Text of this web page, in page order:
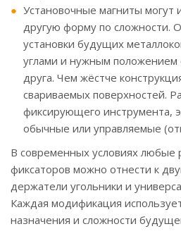
Установочные магниты
другую форму по сложности.
установки будущих
углами и нужным положением
друга. Чем жёстче
свариваемых поверхностей.
фиксирующего инструмента,
обычные или управляемые
В современных условиях любые
фиксаторов можно отнести к
держатели угольники и
Каждая модификация
назначения и сложности